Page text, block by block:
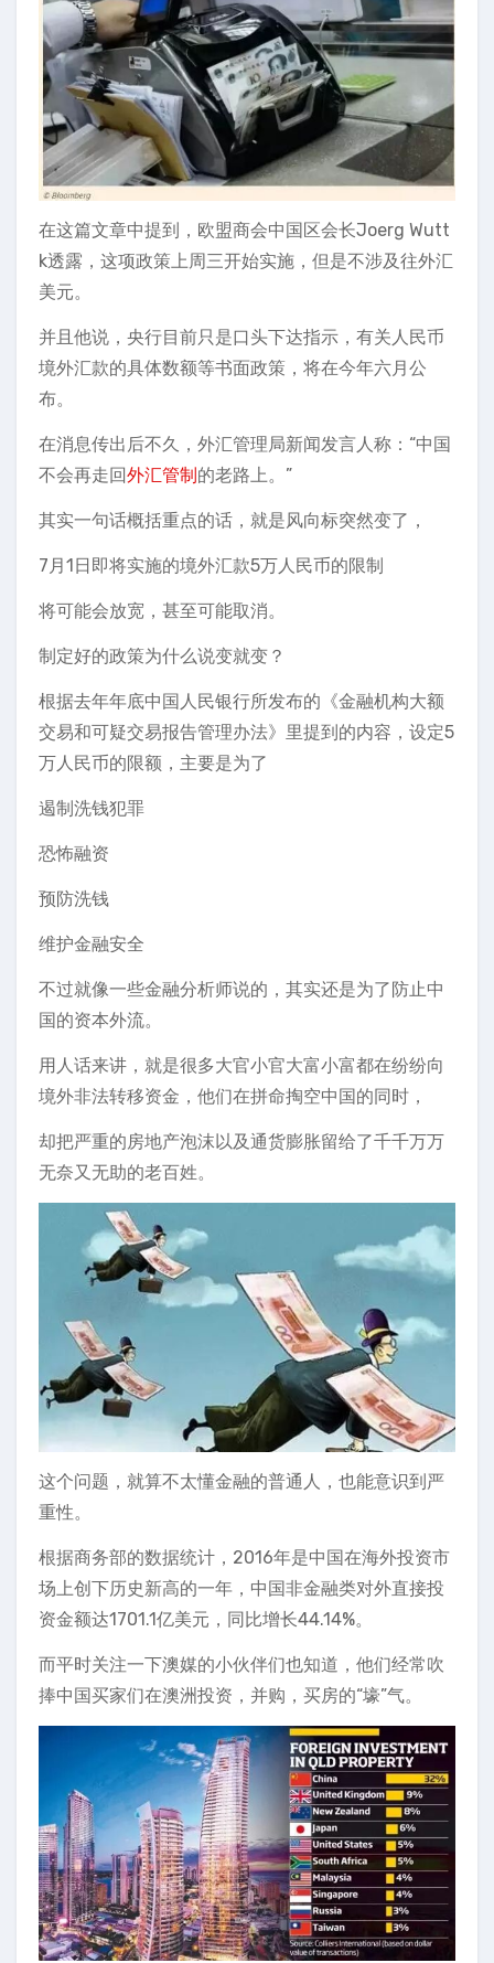
在这篇文章中提到，欧盟商会中国区会长Joerg Wutt
k透露，这项政策上周三开始实施，但是不涉及往外汇
美元。
并且他说，央行目前只是口头下达指示，有关人民币
境外汇款的具体数额等书面政策，将在今年六月公
布。
在消息传出后不久，外汇管理局新闻发言人称：“中国
不会再走回外汇管制的老路上。”
其实一句话概括重点的话，就是风向标突然变了，
7月1日即将实施的境外汇款5万人民币的限制
将可能会放宽，甚至可能取消。
制定好的政策为什么说变就变？
根据去年年底中国人民银行所发布的《金融机构大额
交易和可疑交易报告管理办法》里提到的内容，设定5
万人民币的限额，主要是为了
遏制洗钱犯罪
恐怖融资
预防洗钱
维护金融安全
不过就像一些金融分析师说的，其实还是为了防止中
国的资本外流。
用人话来讲，就是很多大官小官大富小富都在纷纷向
境外非法转移资金，他们在拼命掏空中国的同时，
却把严重的房地产泡沫以及通货膨胀留给了千千万万
无奈又无助的老百姓。
这个问题，就算不太懂金融的普通人，也能意识到严
重性。
根据商务部的数据统计，2016年是中国在海外投资市
场上创下历史新高的一年，中国非金融类对外直接投
资金额达1701.1亿美元，同比增长44.14%。
而平时关注一下澳媒的小伙伴们也知道，他们经常吹
捧中国买家们在澳洲投资，并购，买房的“壕”气。